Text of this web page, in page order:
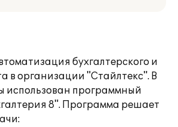
бухгалтерского и
в организации "Стайлтекс". В
использован программный
8". Программа решает